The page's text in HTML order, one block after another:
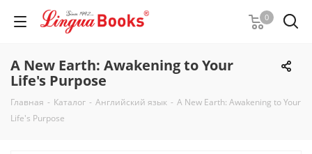
0
A New Earth: Awakening to Your
Life's Purpose
Главная - Каталог - Английский язык - A New Earth: Awakening to Your
Life's Purpose